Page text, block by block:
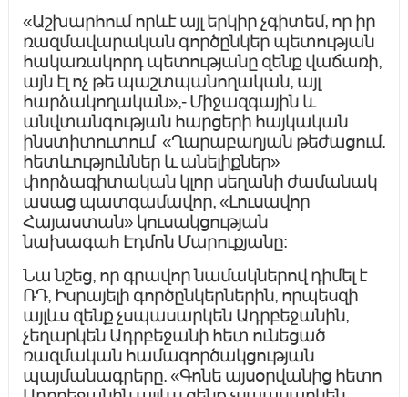
«Աշխարհում որևէ այլ երկիր չգիտեմ, որ իր
ռազմավարական գործընկեր պետության
հակառակորդ պետությանը զենք վաճառի,
այն էլ ոչ թե պաշտպանողական, այլ
հարձակողական»,- Միջազգային և
անվտանգության հարցերի հայկական
ինստիտուտում «Ղարաբաղյան թեժացում.
հետևություններ և անելիքներ»
փորձագիտական կլոր սեղանի ժամանակ
ասաց պատգամավոր, «Լուսավոր
Հայաստան» կուսակցության
նախագահ Էդմոն Մարուքյանը:
Նա նշեց, որ գրավոր նամակներով դիմել է
ՌԴ, Իսրայելի գործընկերներին, որպեսզի
այլևս զենք չսպասարկեն Ադրբեջանին,
չեղարկեն Ադրբեջանի հետ ունեցած
ռազմական համագործակցության
պայմանագրերը. «Գոնե այսօրվանից հետո